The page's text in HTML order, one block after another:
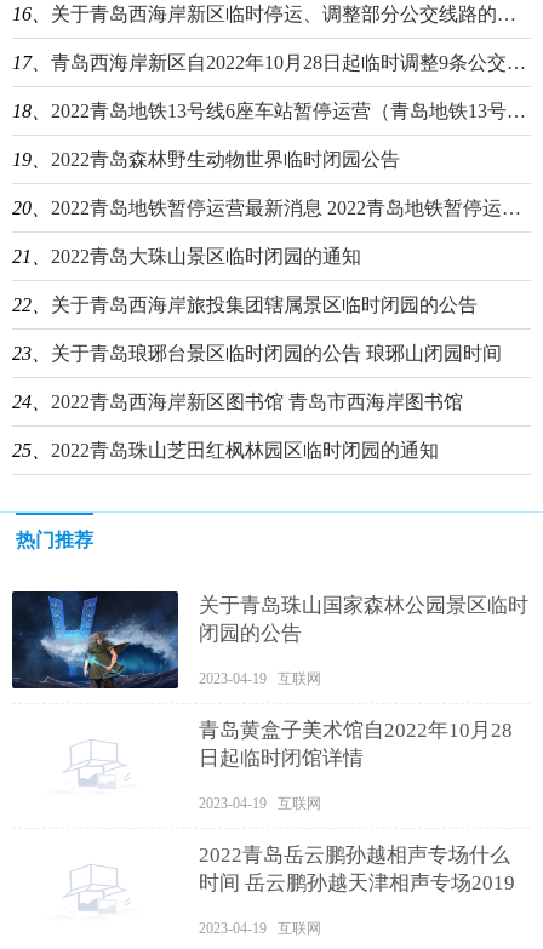
16、 关于青岛西海岸新区临时停运、调整部分公交线路的通告
17、 青岛西海岸新区自2022年10月28日起临时调整9条公交线路
18、 2022青岛地铁13号线6座车站暂停运营（青岛地铁13号线今天停运吗）
19、 2022青岛森林野生动物世界临时闭园公告
20、 2022青岛地铁暂停运营最新消息 2022青岛地铁暂停运营最新消息视频
21、 2022青岛大珠山景区临时闭园的通知
22、 关于青岛西海岸旅投集团辖属景区临时闭园的公告
23、 关于青岛琅琊台景区临时闭园的公告 琅琊山闭园时间
24、 2022青岛西海岸新区图书馆 青岛市西海岸图书馆
25、 2022青岛珠山芝田红枫林园区临时闭园的通知
热门推荐
关于青岛珠山国家森林公园景区临时
闭园的公告
2023-04-19 互联网
青岛黄盒子美术馆自2022年10月28
日起临时闭馆详情
2023-04-19 互联网
2022青岛岳云鹏孙越相声专场什么
时间 岳云鹏孙越天津相声专场2019
2023-04-19 互联网